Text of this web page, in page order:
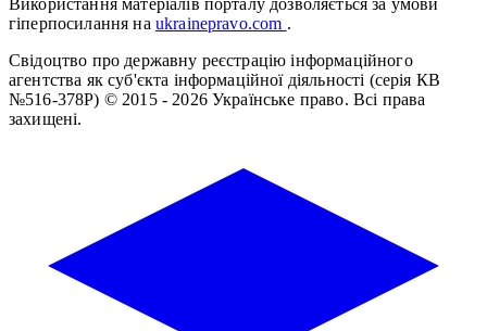
гіперпосилання на ukrainepravo.com .
Свідоцтво про державну реєстрацію інформаційного
агентства як суб'єкта інформаційної діяльності (серія КВ
№516-378Р) © 2015 - 2026 Українське право. Всі права
захищені.